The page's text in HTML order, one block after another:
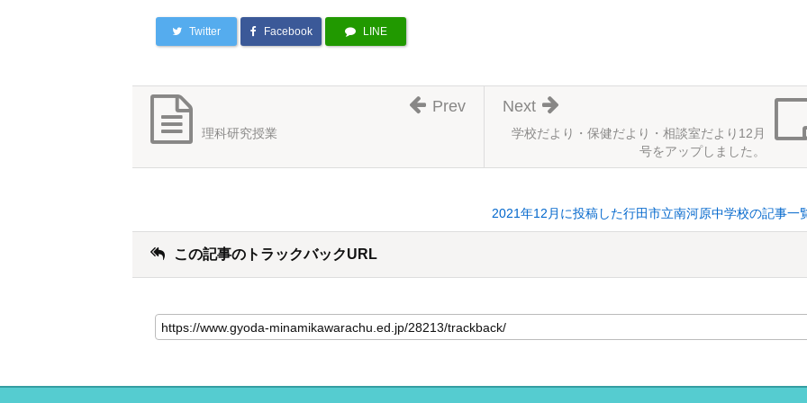
Twitter Facebook LINE
学校だより・保健だより・相談室だより12月
号をアップしました。
Next
理科研究授業
Prev
2021年12月に投稿した行田市立南河原中学校の記事一
この記事のトラックバックURL